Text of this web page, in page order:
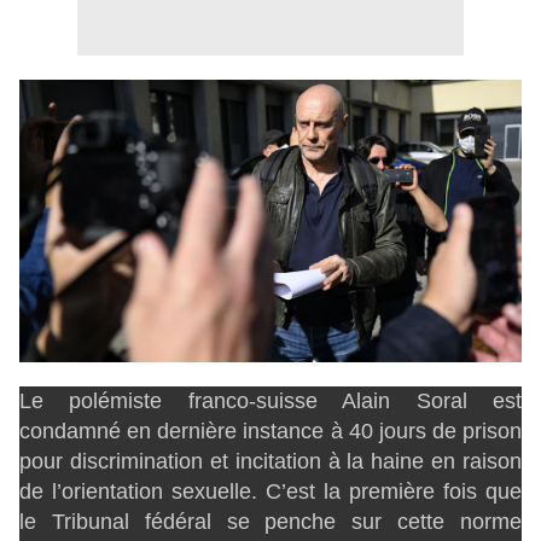
Le polémiste franco-suisse Alain Soral est
condamné en dernière instance à 40 jours de prison
pour discrimination et incitation à la haine en raison
de l’orientation sexuelle. C’est la première fois que
le Tribunal fédéral se penche sur cette norme